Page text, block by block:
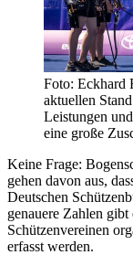
Foto: Eckhard
aktuellen
Leistungen
eine große
Keine Frage:
gehen davon aus,
Deutschen
genauere Zahlen
Schützenvereinen
erfasst werden.